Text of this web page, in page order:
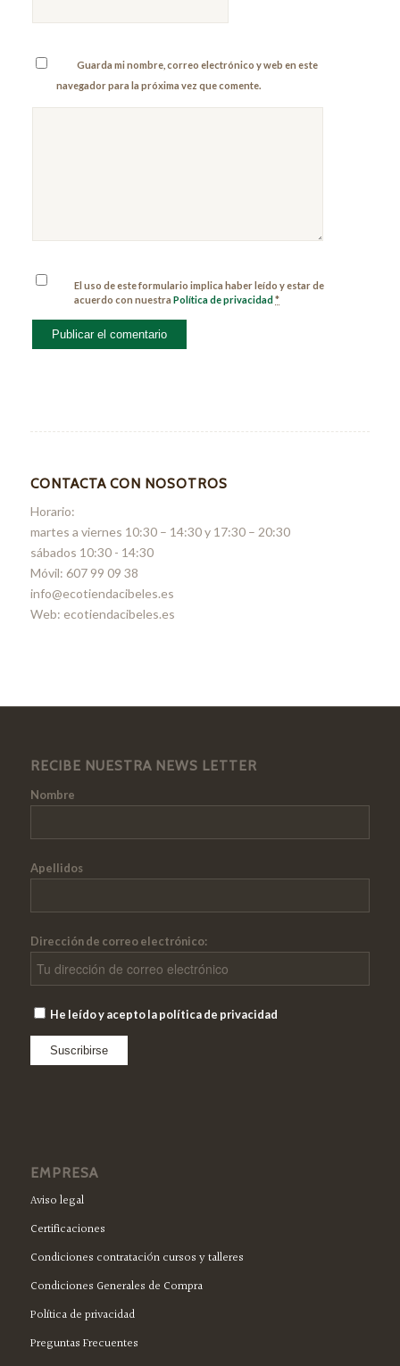
Guarda mi nombre, correo electrónico y web en este
navegador para la próxima vez que comente.
El uso de este formulario implica haber leído y estar de
acuerdo con nuestraPolítica de privacidad*
CONTACTA CON NOSOTROS
Horario:
martes a viernes 10:30 – 14:30 y 17:30 – 20:30
sábados 10:30 - 14:30
Móvil: 607 99 09 38
info@ecotiendacibeles.es
Web: ecotiendacibeles.es
RECIBE NUESTRA NEWS LETTER
Nombre
Apellidos
Dirección de correo electrónico:
He leído y acepto la política de privacidad
EMPRESA
Aviso legal
Certificaciones
Condiciones contratación cursos y talleres
Condiciones Generales de Compra
Política de privacidad
Preguntas Frecuentes